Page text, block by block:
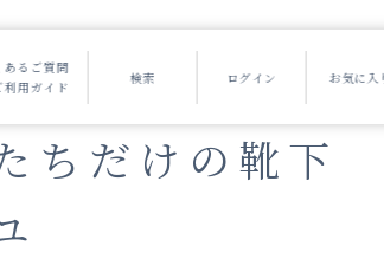
あるご質問
利用ガイド
ちだけの靴下